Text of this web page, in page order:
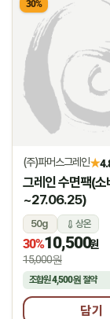
30%
(주)파머스그레인★
그레인 수면팩(소
~27.06.25)
50g 상온
30%10,500원
15,000원
조합원4,500원 절약
담기